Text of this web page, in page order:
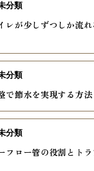
レが少しずつしか流れ
分類
で節水を実現する方法
分類
フロー管の役割とト
分類